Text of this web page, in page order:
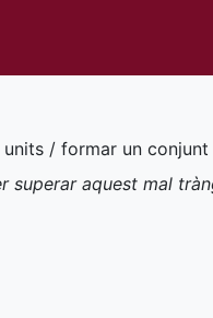
/ formar un
superar aquest mal